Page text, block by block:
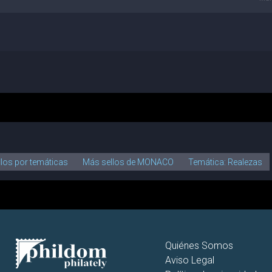
por temáticas Más sellos de MONACO Temática: Realezas
Quiénes Somos
Aviso Legal